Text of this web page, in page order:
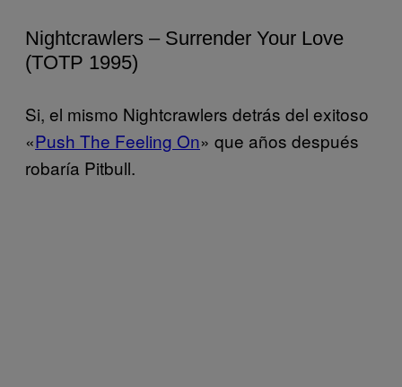
Nightcrawlers – Surrender Your Love
(TOTP 1995)
Si, el mismo Nightcrawlers detrás del exitoso
«Push The Feeling On» que años después
robaría Pitbull.